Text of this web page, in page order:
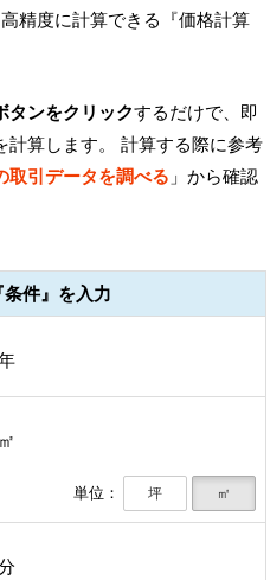
精度に計算できる『価格計算
タンをクリックするだけで、即
計算します。 計算する際に参考
取引データを調べる 」から確認
件』を入力
㎡
単位： 坪 ㎡